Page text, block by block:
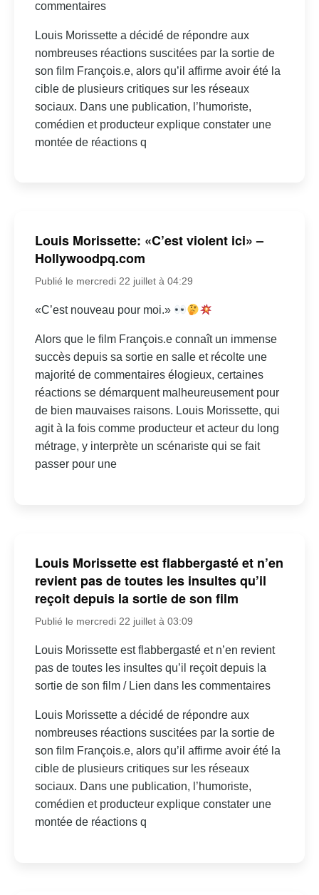
commentaires
Louis Morissette a décidé de répondre aux
nombreuses réactions suscitées par la sortie de
son film François.e, alors qu’il affirme avoir été la
cible de plusieurs critiques sur les réseaux
sociaux. Dans une publication, l’humoriste,
comédien et producteur explique constater une
montée de réactions q
Louis Morissette: «C’est violent ici» –
Hollywoodpq.com
Publié le mercredi 22 juillet à 04:29
«C’est nouveau pour moi.»
Alors que le film François.e connaît un immense
succès depuis sa sortie en salle et récolte une
majorité de commentaires élogieux, certaines
réactions se démarquent malheureusement pour
de bien mauvaises raisons. Louis Morissette, qui
agit à la fois comme producteur et acteur du long
métrage, y interprète un scénariste qui se fait
passer pour une
Louis Morissette est flabbergasté et n’en
revient pas de toutes les insultes qu’il
reçoit depuis la sortie de son film
Publié le mercredi 22 juillet à 03:09
Louis Morissette est flabbergasté et n’en revient
pas de toutes les insultes qu’il reçoit depuis la
sortie de son film / Lien dans les commentaires
Louis Morissette a décidé de répondre aux
nombreuses réactions suscitées par la sortie de
son film François.e, alors qu’il affirme avoir été la
cible de plusieurs critiques sur les réseaux
sociaux. Dans une publication, l’humoriste,
comédien et producteur explique constater une
montée de réactions q